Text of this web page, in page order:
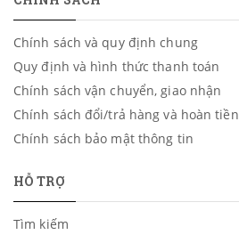
Chính sách và quy định chung
Quy định và hình thức thanh toán
Chính sách vận chuyển, giao nhận
Chính sách đổi/trả hàng và hoàn tiền
Chính sách bảo mật thông tin
HỖ TRỢ
Tìm kiếm